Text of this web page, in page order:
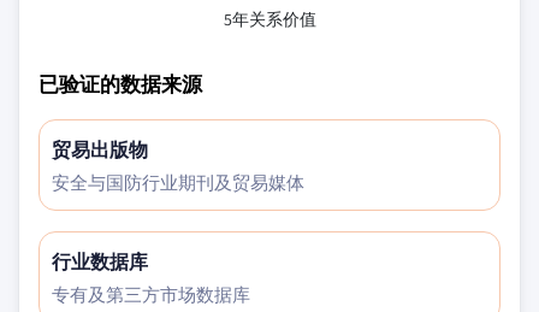
5年关系价值
已验证的数据来源
贸易出版物
安全与国防行业期刊及贸易媒体
行业数据库
专有及第三方市场数据库